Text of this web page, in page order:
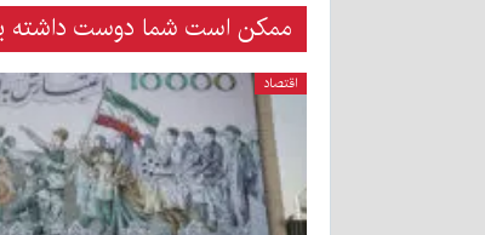
ممکن است شما دوست داشته
اقتصاد